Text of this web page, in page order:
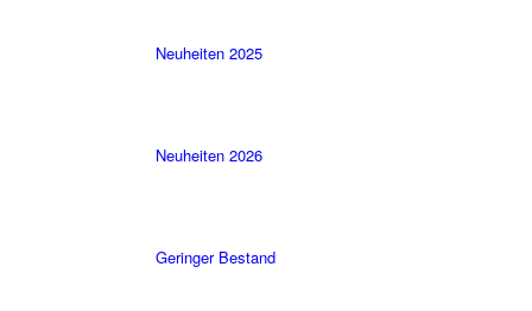
Neuheiten 2025
Neuheiten 2026
Geringer Bestand